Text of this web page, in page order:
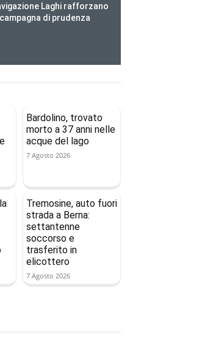
Laghi rafforzano
campagna di prudenza
Bardolino, trovato
morto a 37 anni nelle
acque del lago
7 Agosto 2026
Tremosine, auto fuori
strada a Berna:
settantenne
soccorso e
trasferito in
elicottero
7 Agosto 2026